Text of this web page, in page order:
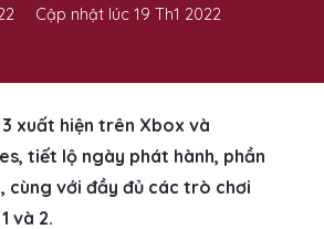
Cập nhật lúc19 Th1 2022
xuất hiện trên Xbox và
tiết lộ ngày phát hành, phần
cùng với đầy đủ các trò chơi
và 2.